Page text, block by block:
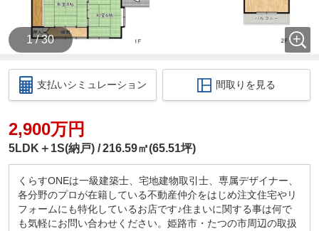
1 / 30
支払いシミュレーション 間取りを見る
2,900万円
5LDK＋1S(納戸) 216.59㎡(65.51坪)
くらすONEは一級建築士、宅地建物取引士、専属デザイナー、
各分野のプロが在籍している不動産仲介をはじめ注文住宅やリ
フォームにも特化しているお店です♪住まいに関する事は何で
も気軽にお問い合わせください。姫路市・たつの市周辺の取扱